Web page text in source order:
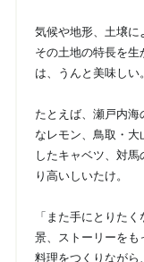
気候や地形、土壌に
その土地の特長を
は、うんと美味しい。
たとえば、瀬戸内
なレモン、鳥取・
したキャベツ、対
り高いしいたけ。
「また手にとりた
景、ストーリーをも
料理をつくりながら